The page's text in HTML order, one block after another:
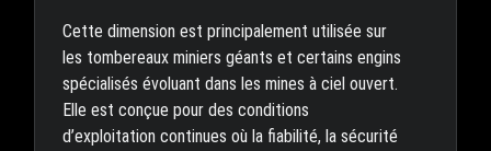
Cette dimension est principalement utilisée sur
les tombereaux miniers géants et certains engins
spécialisés évoluant dans les mines à ciel ouvert.
Elle est conçue pour des conditions
d’exploitation continues où la fiabilité, la sécurité